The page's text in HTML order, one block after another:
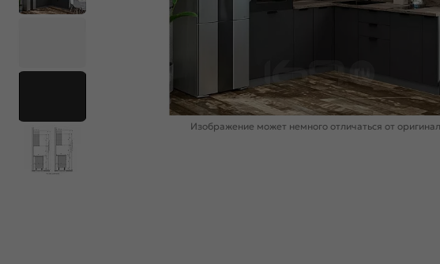
Изображение может немного отличаться от